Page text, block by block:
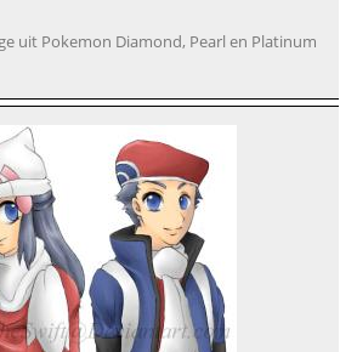
uit Pokemon Diamond, Pearl en Platinum